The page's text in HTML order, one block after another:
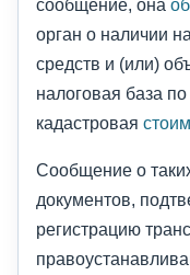
сообщение, она
орган о наличии
средств и (или)
налоговая база
кадастровая
Сообщение о
документов,
регистрацию